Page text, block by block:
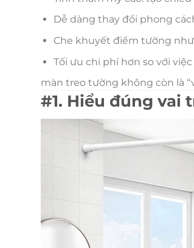
Dễ dàng thay đổi phong
Che khuyết điểm tường
Tối ưu chi phí hơn so với
màn treo tường không còn là
#1. Hiểu đúng vai